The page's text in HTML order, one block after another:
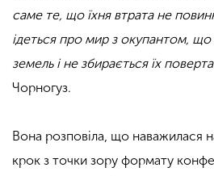
саме те, що їхня втрата не
ідеться про мир з окупантом, що
земель і не збирається їх
Чорногуз.
Вона розповіла, що наважилася
крок з точки зору формату